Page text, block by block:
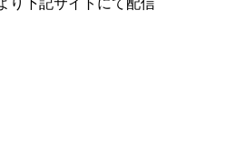
り下記サイトにて配信